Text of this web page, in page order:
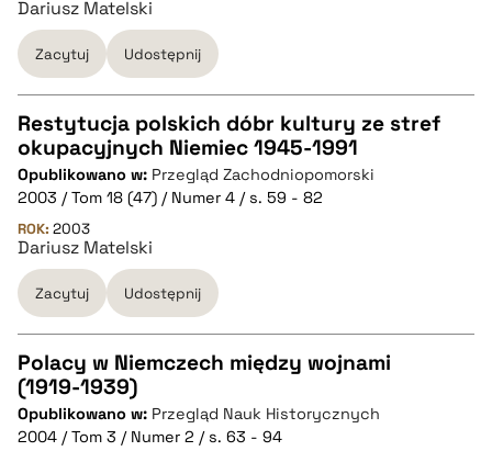
BIBTEX
pobierz cytat
Dariusz Matelski
Zacytuj Udostępnij
CZYSTY TEKST
pobierz cytat
BIBTEX
pobierz cytat
Restytucja polskich dóbr kultury ze stref
okupacyjnych Niemiec 1945-1991
Opublikowano w: Przegląd Zachodniopomorski
2003 / Tom 18 (47) / Numer 4 / s. 59 - 82
ROK: 2003
Dariusz Matelski
Zacytuj Udostępnij
CZYSTY TEKST
Polacy w Niemczech między wojnami
(1919-1939)
Opublikowano w: Przegląd Nauk Historycznych
2004 / Tom 3 / Numer 2 / s. 63 - 94